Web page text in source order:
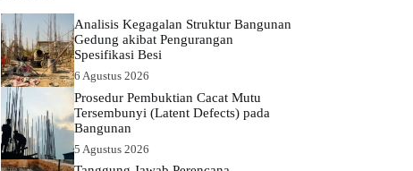
Analisis Kegagalan Struktur Bangunan
Gedung akibat Pengurangan
Spesifikasi Besi
6 Agustus 2026
Prosedur Pembuktian Cacat Mutu
Tersembunyi (Latent Defects) pada
Bangunan
5 Agustus 2026